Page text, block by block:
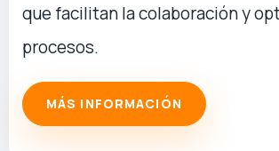
que facilitan la colaboración y
procesos.
MÁS INFORMACIÓN